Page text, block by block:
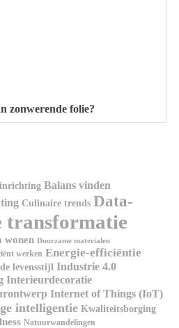
zonwerende folie?
Balans vinden
Culinaire trends Data-
transformatie
wonen Duurzame materialen
werken Energie-efficiëntie
levensstijl Industrie 4.0
Interieurdecoratie
Internet of Things (IoT)
intelligentie Kwaliteitsborging
Natuurwandelingen